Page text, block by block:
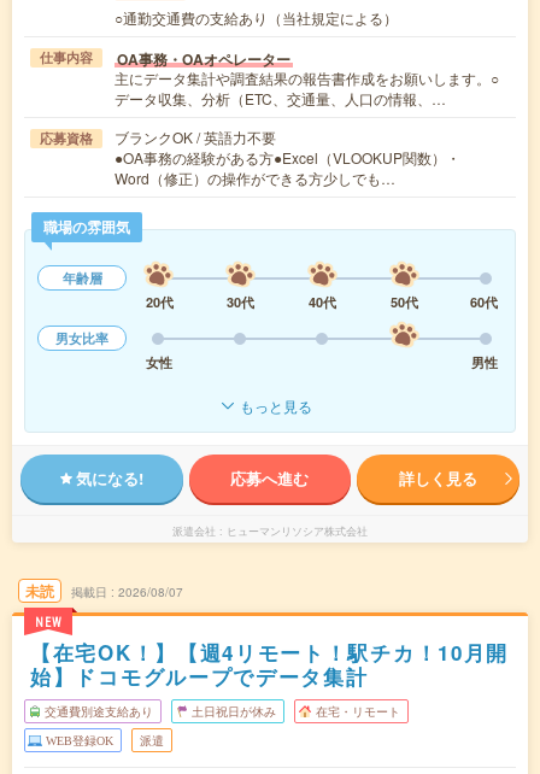
○通勤交通費の支給あり（当社規定による）
仕事内容 OA事務・OAオペレーター
主にデータ集計や調査結果の報告書作成をお願いします。○
データ収集、分析（ETC、交通量、人口の情報、…
応募資格
ブランクOK / 英語力不要
●OA事務の経験がある方●Excel（VLOOKUP関数）・
Word（修正）の操作ができる方少しでも…
職場の雰囲気
年齢層
20代
30代 40代 50代
60代
男女比率
女性
男性
もっと見る
気になる! 応募へ進む 詳しく見る
派遣会社 ヒューマンリソシア株式会社
未読
NEW
掲載日 2026/08/07
【在宅OK！】【週4リモート！駅チカ！10月開
始】ドコモグループでデータ集計
交通費別途支給あり 土日祝日が休み 在宅・リモート
WEB登録OK 派遣